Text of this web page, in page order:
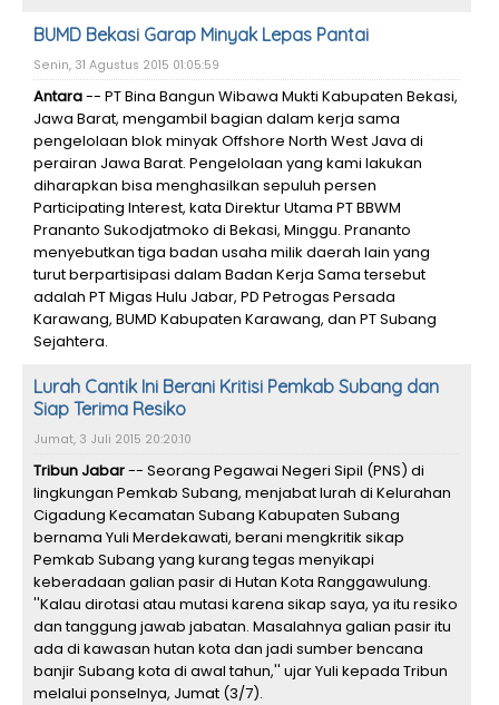
BUMD Bekasi Garap Minyak Lepas Pantai
Senin, 31 Agustus 2015 01:05:59
Antara-- PT Bina Bangun Wibawa Mukti Kabupaten Bekasi,
Jawa Barat, mengambil bagian dalam kerja sama
pengelolaan blok minyak Offshore North West Java di
perairan Jawa Barat. Pengelolaan yang kami lakukan
diharapkan bisa menghasilkan sepuluh persen
Participating Interest, kata Direktur Utama PT BBWM
Prananto Sukodjatmoko di Bekasi, Minggu. Prananto
menyebutkan tiga badan usaha milik daerah lain yang
turut berpartisipasi dalam Badan Kerja Sama tersebut
adalah PT Migas Hulu Jabar, PD Petrogas Persada
Karawang, BUMD Kabupaten Karawang, dan PT Subang
Sejahtera.
Lurah Cantik Ini Berani Kritisi Pemkab Subang dan
Siap Terima Resiko
Jumat, 3 Juli 2015 20:20:10
Tribun Jabar-- Seorang Pegawai Negeri Sipil (PNS) di
lingkungan Pemkab Subang, menjabat lurah di Kelurahan
Cigadung Kecamatan Subang Kabupaten Subang
bernama Yuli Merdekawati, berani mengkritik sikap
Pemkab Subang yang kurang tegas menyikapi
keberadaan galian pasir di Hutan Kota Ranggawulung.
''Kalau dirotasi atau mutasi karena sikap saya, ya itu resiko
dan tanggung jawab jabatan. Masalahnya galian pasir itu
ada di kawasan hutan kota dan jadi sumber bencana
banjir Subang kota di awal tahun,'' ujar Yuli kepada Tribun
melalui ponselnya, Jumat (3/7).